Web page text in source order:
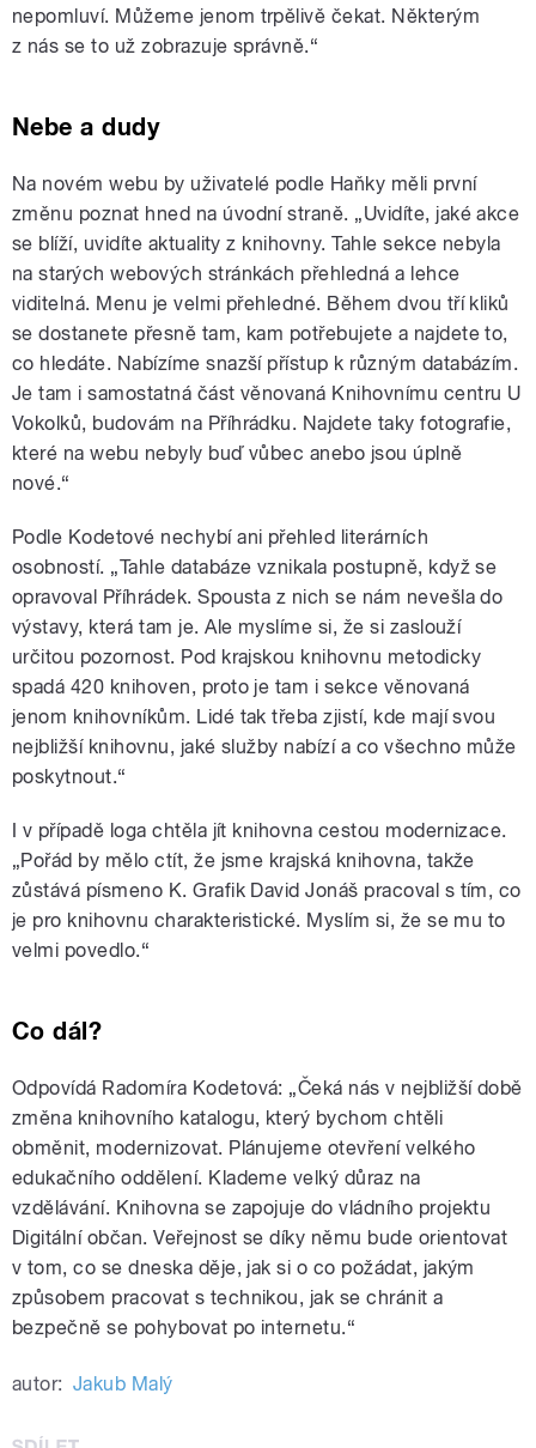
nepomluví. Můžeme jenom trpělivě čekat. Některým
z nás se to už zobrazuje správně.“
Nebe a dudy
Na novém webu by uživatelé podle Haňky měli první
změnu poznat hned na úvodní straně. „Uvidíte, jaké akce
se blíží, uvidíte aktuality z knihovny. Tahle sekce nebyla
na starých webových stránkách přehledná a lehce
viditelná. Menu je velmi přehledné. Během dvou tří kliků
se dostanete přesně tam, kam potřebujete a najdete to,
co hledáte. Nabízíme snazší přístup k různým databázím.
Je tam i samostatná část věnovaná Knihovnímu centru U
Vokolků, budovám na Příhrádku. Najdete taky fotografie,
které na webu nebyly buď vůbec anebo jsou úplně
nové.“
Podle Kodetové nechybí ani přehled literárních
osobností. „Tahle databáze vznikala postupně, když se
opravoval Příhrádek. Spousta z nich se nám nevešla do
výstavy, která tam je. Ale myslíme si, že si zaslouží
určitou pozornost. Pod krajskou knihovnu metodicky
spadá 420 knihoven, proto je tam i sekce věnovaná
jenom knihovníkům. Lidé tak třeba zjistí, kde mají svou
nejbližší knihovnu, jaké služby nabízí a co všechno může
poskytnout.“
I v případě loga chtěla jít knihovna cestou modernizace.
„Pořád by mělo ctít, že jsme krajská knihovna, takže
zůstává písmeno K. Grafik David Jonáš pracoval s tím, co
je pro knihovnu charakteristické. Myslím si, že se mu to
velmi povedlo.“
Co dál?
Odpovídá Radomíra Kodetová: „Čeká nás v nejbližší době
změna knihovního katalogu, který bychom chtěli
obměnit, modernizovat. Plánujeme otevření velkého
edukačního oddělení. Klademe velký důraz na
vzdělávání. Knihovna se zapojuje do vládního projektu
Digitální občan. Veřejnost se díky němu bude orientovat
v tom, co se dneska děje, jak si o co požádat, jakým
způsobem pracovat s technikou, jak se chránit a
bezpečně se pohybovat po internetu.“
autor: Jakub Malý